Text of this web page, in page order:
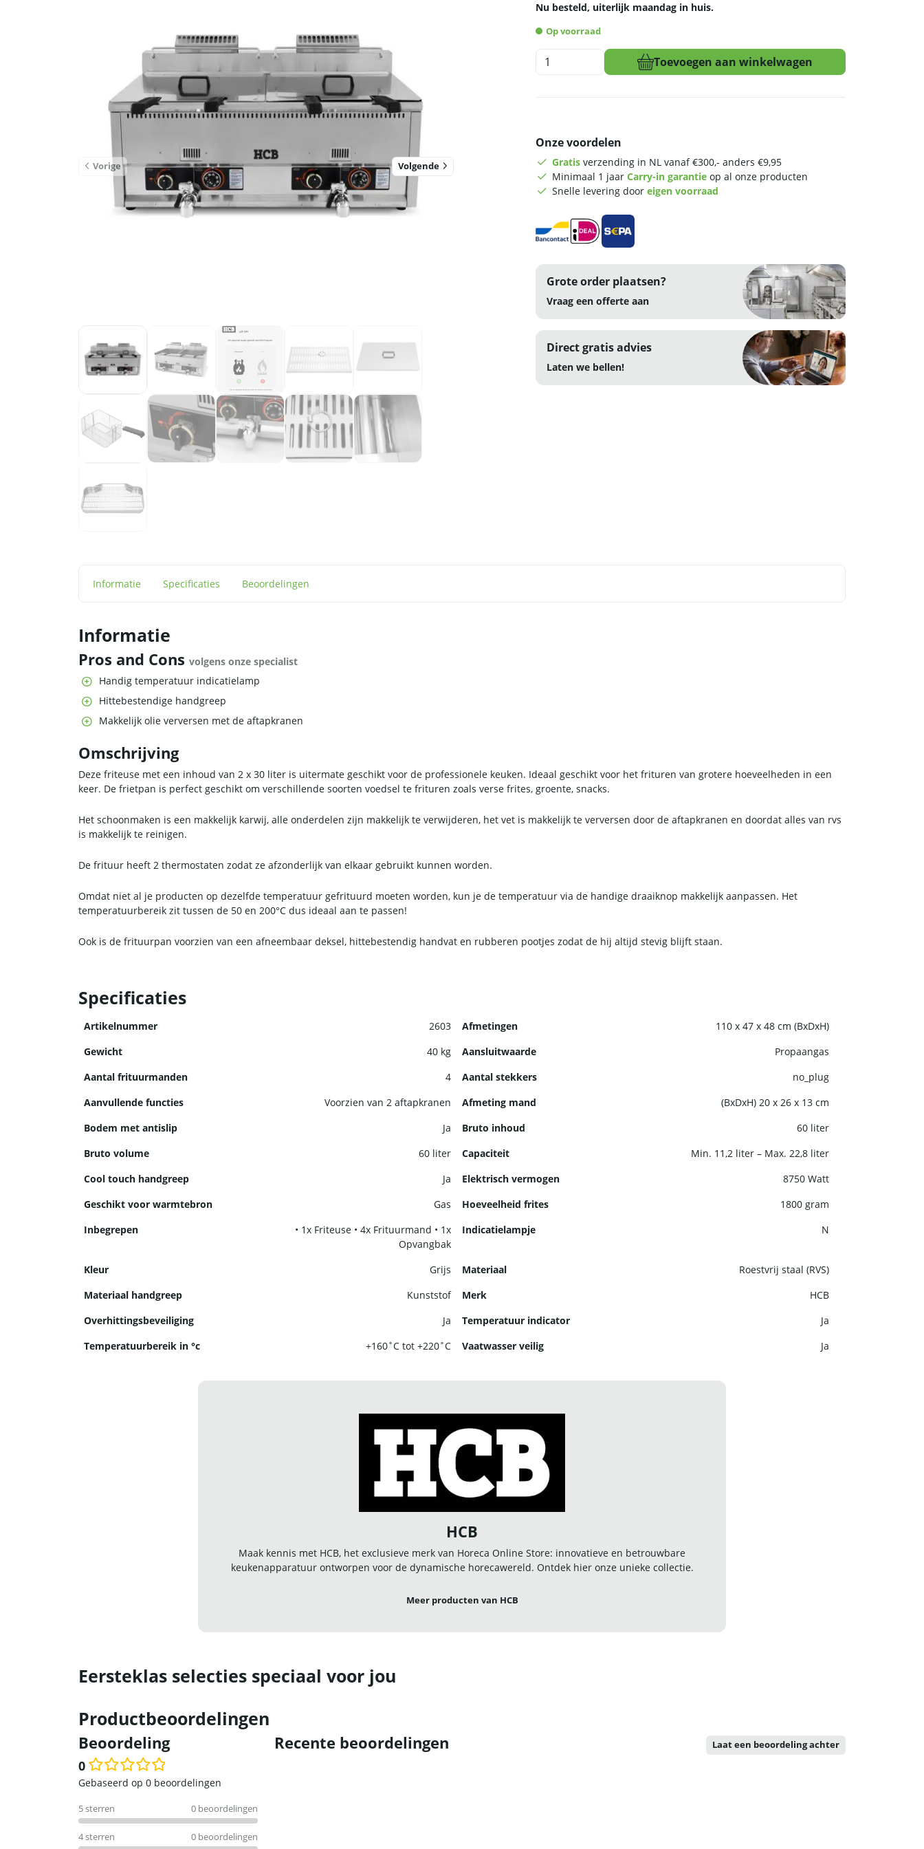
Vorige Volgende
Nu besteld, uiterlijk maandag in huis.
Op voorraad
HCB
Dubbele
30
liter
propaan
aantal
Toevoegen aan winkelwagen
Onze voordelen
Gratis verzending in NL vanaf €300,- anders €9,95
Minimaal 1 jaar Carry-in garantie op al onze producten
Snelle levering door eigen voorraad
Grote order plaatsen?
Vraag een offerte aan
Direct gratis advies
Laten we bellen!
Informatie Specificaties Beoordelingen
Informatie
Pros and Cons volgens onze specialist
Handig temperatuur indicatielamp
Hittebestendige handgreep
Makkelijk olie verversen met de aftapkranen
Omschrijving
Deze friteuse met een inhoud van 2 x 30 liter is uitermate geschikt voor de professionele keuken. Ideaal geschikt voor het frituren van grotere hoeveelheden in een
keer. De frietpan is perfect geschikt om verschillende soorten voedsel te frituren zoals verse frites, groente, snacks.
Het schoonmaken is een makkelijk karwij, alle onderdelen zijn makkelijk te verwijderen, het vet is makkelijk te verversen door de aftapkranen en doordat alles van rvs
is makkelijk te reinigen.
De frituur heeft 2 thermostaten zodat ze afzonderlijk van elkaar gebruikt kunnen worden.
Omdat niet al je producten op dezelfde temperatuur gefrituurd moeten worden, kun je de temperatuur via de handige draaiknop makkelijk aanpassen. Het
temperatuurbereik zit tussen de 50 en 200°C dus ideaal aan te passen!
Ook is de frituurpan voorzien van een afneembaar deksel, hittebestendig handvat en rubberen pootjes zodat de hij altijd stevig blijft staan.
Specificaties
Artikelnummer 2603 Afmetingen
110 x 47 x 48 cm (BxDxH)
Gewicht
40 kg Aansluitwaarde
Propaangas
Aantal frituurmanden
4 Aantal stekkers
no_plug
Aanvullende functies
Voorzien van 2 aftapkranen Afmeting mand
(BxDxH) 20 x 26 x 13 cm
Bodem met antislip
Ja Bruto inhoud
60 liter
Bruto volume
60 liter Capaciteit
Min. 11,2 liter – Max. 22,8 liter
Cool touch handgreep
Ja Elektrisch vermogen
8750 Watt
Geschikt voor warmtebron
Gas Hoeveelheid frites
1800 gram
Inbegrepen
• 1x Friteuse • 4x Frituurmand • 1x
Opvangbak
Indicatielampje N
Kleur Grijs Materiaal
Roestvrij staal (RVS)
Materiaal handgreep
Kunststof Merk
HCB
Overhittingsbeveiliging
Ja Temperatuur indicator
Ja
Temperatuurbereik in °c
+160˚C tot +220˚C Vaatwasser veilig Ja
HCB
Maak kennis met HCB, het exclusieve merk van Horeca Online Store: innovatieve en betrouwbare
keukenapparatuur ontworpen voor de dynamische horecawereld. Ontdek hier onze unieke collectie.
Meer producten van HCB
Eersteklas selecties speciaal voor jou
Productbeoordelingen
Beoordeling
0
Waardering
uit
5
Gebaseerd op 0 beoordelingen
5 sterren 0 beoordelingen
4 sterren 0 beoordelingen
Recente beoordelingen Laat een beoordeling achter